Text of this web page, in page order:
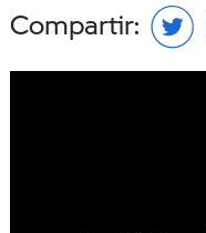
Compartir: